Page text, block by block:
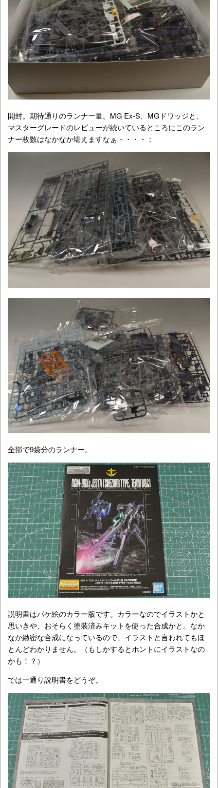
開封。期待通りのランナー量。MG Ex-S、MGドワッジと、
マスターグレードのレビューが続いているところにこのラン
ナー枚数はなかなか堪えますなぁ・・・・；
全部で9袋分のランナー。
説明書はパケ絵のカラー版です。カラーなのでイラストかと
思いきや、おそらく塗装済みキットを使った合成かと。なか
なか緻密な合成になっているので、イラストと言われてもほ
とんどわかりません。（もしかするとホントにイラストなの
かも！？）
では一通り説明書をどうぞ。